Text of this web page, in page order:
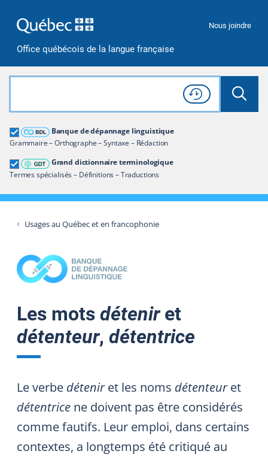
Office québécois de la langue française
Nous joindre
Rechercher dans tout le site
Lancer
Consulter l'
Historique
de recherche
Banque de dépannage linguistique
Grammaire – Orthographe – Syntaxe – Rédaction
Grand dictionnaire terminologique
Termes spécialisés – Définitions – Traductions
Grand dictionnaire terminologique
Restreindre aux termes
Usages au Québec et en francophonie
Les mots déteniret
détenteur, détentrice
Le verbe déteniret les noms détenteuret
détentrice ne doivent pas être considérés
comme fautifs. Leur emploi, dans certains
contextes, a longtemps été critiqué au